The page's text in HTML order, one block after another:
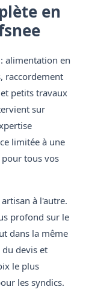
en
alimentation en
raccordement
petits travaux
sur
limitée à une
tous vos
à l'autre.
profond sur le
dans la même
devis et
le plus
les syndics.